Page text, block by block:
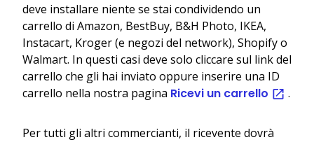
deve installare niente se stai condividendo un
carrello di Amazon, BestBuy, B&H Photo, IKEA,
Instacart, Kroger (e negozi del network), Shopify o
Walmart. In questi casi deve solo cliccare sul link del
carrello che gli hai inviato oppure inserire una ID
carrello nella nostra pagina Ricevi un carrello .
Per tutti gli altri commercianti, il ricevente dovrà